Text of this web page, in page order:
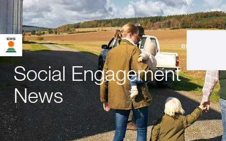
en
Social Engagement
News